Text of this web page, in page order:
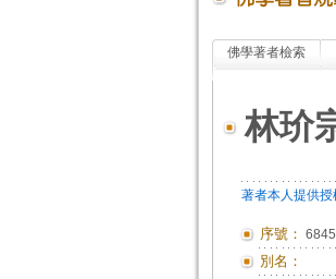
佛學著者檢索
林玠
著者本人提供授
序號：
別名：